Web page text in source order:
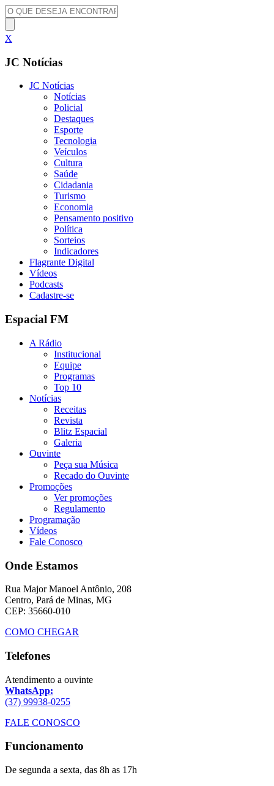
X
JC Notícias
JC Notícias
Notícias
Policial
Destaques
Esporte
Tecnologia
Veículos
Cultura
Saúde
Cidadania
Turismo
Economia
Pensamento positivo
Política
Sorteios
Indicadores
Flagrante Digital
Vídeos
Podcasts
Cadastre-se
Espacial FM
A Rádio
Institucional
Equipe
Programas
Top 10
Notícias
Receitas
Revista
Blitz Espacial
Galeria
Ouvinte
Peça sua Música
Recado do Ouvinte
Promoções
Ver promoções
Regulamento
Programação
Vídeos
Fale Conosco
Onde Estamos
Rua Major Manoel Antônio, 208
Centro, Pará de Minas, MG
CEP: 35660-010
COMO CHEGAR
Telefones
Atendimento a ouvinte
WhatsApp:
(37) 99938-0255
FALE CONOSCO
Funcionamento
De segunda a sexta, das 8h as 17h